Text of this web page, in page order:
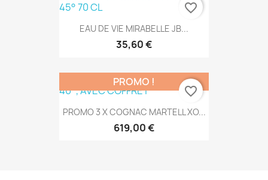
EAU DE VIE MIRABELLE JB...
35,60 €
favorite_border
PROMO 3 X COGNAC MARTELL XO...
619,00 €
PROMO !
favorite_border